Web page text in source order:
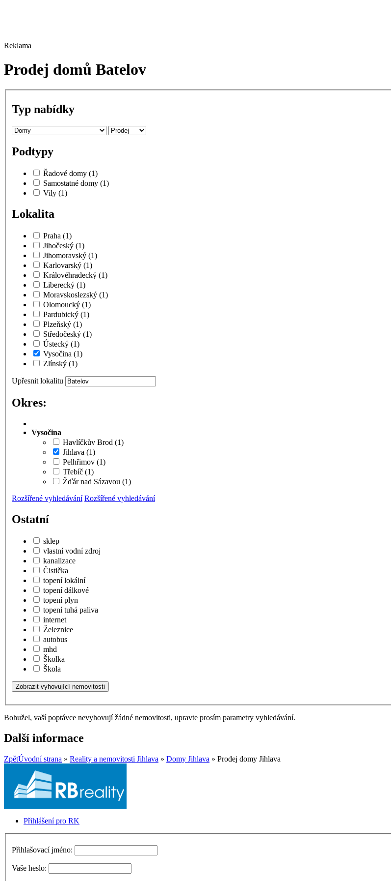
Reklama
Prodej domů Batelov
Typ nabídky
Podtypy
Řadové domy (1)
Samostatné domy (1)
Vily (1)
Lokalita
Praha (1)
Jihočeský (1)
Jihomoravský (1)
Karlovarský (1)
Královéhradecký (1)
Liberecký (1)
Moravskoslezský (1)
Olomoucký (1)
Pardubický (1)
Plzeňský (1)
Středočeský (1)
Ústecký (1)
Vysočina (1)
Zlínský (1)
Upřesnit lokalitu
Okres:
Vysočina
Havlíčkův Brod (1)
Jihlava (1)
Pelhřimov (1)
Třebíč (1)
Žďár nad Sázavou (1)
Rozšířené vyhledávání Rozšířené vyhledávání
Ostatní
sklep
vlastní vodní zdroj
kanalizace
Čistička
topení lokální
topení dálkové
topení plyn
topení tuhá paliva
internet
Železnice
autobus
mhd
Školka
Škola
Bohužel, vaší poptávce nevyhovují žádné nemovitosti, upravte prosím parametry vyhledávání.
Další informace
ZpětÚvodní strana » Reality a nemovitosti Jihlava » Domy Jihlava » Prodej domy Jihlava
Přihlášení pro RK
Přihlašovací jméno:
Vaše heslo: